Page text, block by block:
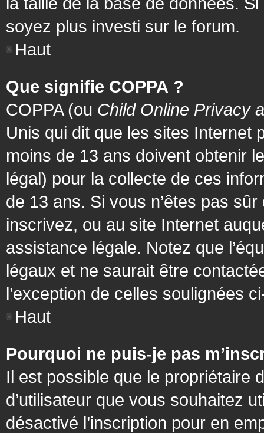
soyez plus investi sur le forum.
Haut
Que signifie COPPA ?
COPPA (ou Child Online Privacy
Unis qui dit que les sites Internet
moins de 13 ans doivent obtenir
légal) pour la collecte de ces
de 13 ans. Si vous n’êtes pas
inscrivez, ou au site Internet
assistance légale. Notez que
légaux et ne saurait être
l’exception de celles soulignées
Haut
Pourquoi ne puis-je pas
Il est possible que le propriétaire
d’utilisateur que vous souhaitez
désactivé l’inscription pour en